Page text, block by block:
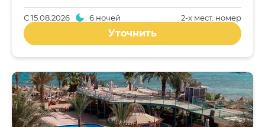
2-x мест. номер
С15.08.2026 6 ночей
Уточнить